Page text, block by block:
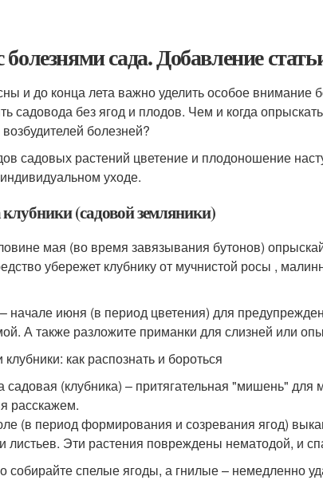
сада. Добавление
и до конца лета важно уделить особое внимание
садовода без ягод и плодов. Чем и когда
болезней?
садовых растений цветение и плодоношение
уходе.
(садовой земляники)
мая (во время завязывания бутонов)
убережет клубнику от мучнистой росы ,
начале июня (в период цветения) для
А также разложите приманки для слизней или
как распознать и бороться
садовая (клубника) – притягательная "мишень"
расскажем.
(в период формирования и созревания ягод)
листьев. Эти растения повреждены нематодой, и
собирайте спелые ягоды, а гнилые – немедленно